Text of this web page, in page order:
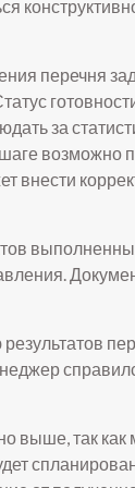
перечня
за
возможно
внести
выше, так как